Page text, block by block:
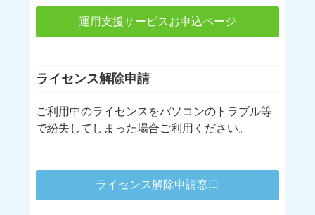
運用支援サービスお申込ページ
ライセンス解除申請
ご利用中のライセンスをパソコンのトラブル等
で紛失してしまった場合ご利用ください。
ライセンス解除申請窓口